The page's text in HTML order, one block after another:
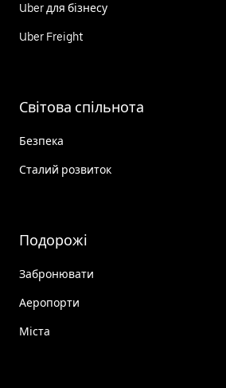
Uber для бізнесу
Uber Freight
Світова спільнота
Безпека
Сталий розвиток
Подорожі
Забронювати
Аеропорти
Міста